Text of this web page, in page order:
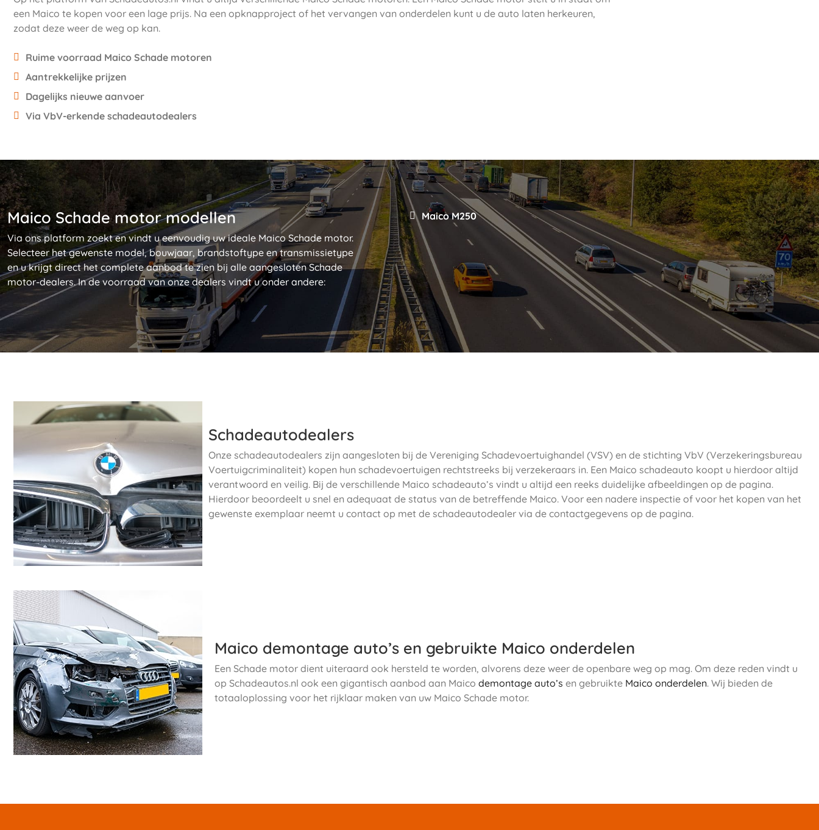
een Maico te kopen voor een lage prijs. Na een opknapproject of het vervangen van onderdelen kunt u de auto laten herkeuren,
zodat deze weer de weg op kan.
Ruime voorraad Maico Schade motoren
Aantrekkelijke prijzen
Dagelijks nieuwe aanvoer
Via VbV-erkende schadeautodealers
Maico Schade motor modellen
Via ons platform zoekt en vindt u eenvoudig uw ideale Maico Schade motor.
Selecteer het gewenste model, bouwjaar, brandstoftype en transmissietype
en u krijgt direct het complete aanbod te zien bij alle aangesloten Schade
motor-dealers. In de voorraad van onze dealers vindt u onder andere:
Maico M250
Schadeautodealers
Onze schadeautodealers zijn aangesloten bij de Vereniging Schadevoertuighandel (VSV) en de stichting VbV (Verzekeringsbureau
Voertuigcriminaliteit) kopen hun schadevoertuigen rechtstreeks bij verzekeraars in. Een Maico schadeauto koopt u hierdoor altijd
verantwoord en veilig. Bij de verschillende Maico schadeauto’s vindt u altijd een reeks duidelijke afbeeldingen op de pagina.
Hierdoor beoordeelt u snel en adequaat de status van de betreffende Maico. Voor een nadere inspectie of voor het kopen van het
gewenste exemplaar neemt u contact op met de schadeautodealer via de contactgegevens op de pagina.
Maico demontage auto’s en gebruikte Maico onderdelen
Een Schade motor dient uiteraard ook hersteld te worden, alvorens deze weer de openbare weg op mag. Om deze reden vindt u
op Schadeautos.nl ook een gigantisch aanbod aan Maico demontage auto’s en gebruikte Maico onderdelen. Wij bieden de
totaaloplossing voor het rijklaar maken van uw Maico Schade motor.